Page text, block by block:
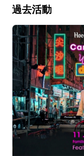
南韓的電音女王
來西亞DJ • DJ
配合璀璨視覺效果
霓虹打卡 + 線上
80年代」點綴
巨型扭蛋機影到
懷舊冰室美食主
型霓虹燈裝置 晚上限定打卡位亮燈後，水上樂園
將搖身一變為狂
題，更打造全新80s
IDOL 激浪之夜
之夜帶來多位
面會、駐場DJ
過去活動